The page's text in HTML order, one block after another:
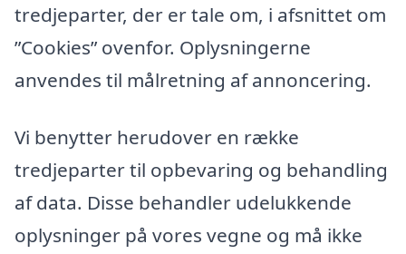
tredjeparter, der er tale om, i afsnittet om
”Cookies” ovenfor. Oplysningerne
anvendes til målretning af annoncering.
Vi benytter herudover en række
tredjeparter til opbevaring og behandling
af data. Disse behandler udelukkende
oplysninger på vores vegne og må ikke